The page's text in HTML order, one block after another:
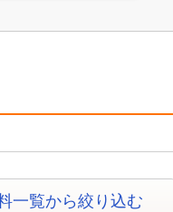
一覧から絞り込む